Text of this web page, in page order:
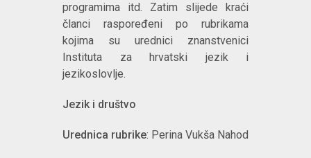
programima itd. Zatim slijede kraći
članci raspoređeni po rubrikama
kojima su urednici znanstvenici
Instituta za hrvatski jezik i
jezikoslovlje.
Jezik i društvo
Urednica rubrike: Perina Vukša Nahod